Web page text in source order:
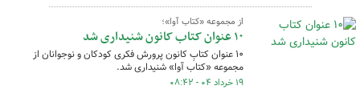
از مجموعه «کتاب آوا»؛
۱۰ عنوان کتاب کانون شنیداری شد
۱۰ عنوان کتابِ کانون پرورش فکری کودکان و نوجوانان از
مجموعه «کتاب آوا» شنیداری شد.
۱۹ خرداد ۰۴ - ۰۸:۴۲